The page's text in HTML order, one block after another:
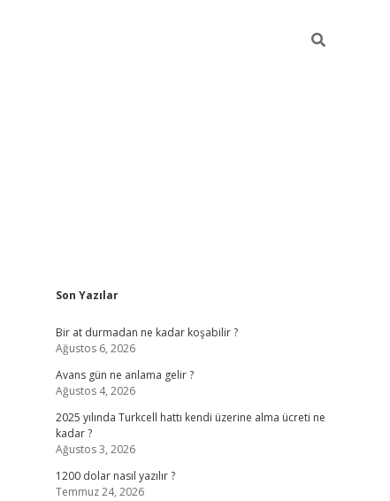
Sidebar
Son Yazılar
Bir at durmadan ne kadar koşabilir ?
Ağustos 6, 2026
Avans gün ne anlama gelir ?
Ağustos 4, 2026
2025 yılında Turkcell hattı kendi üzerine alma ücreti ne
kadar ?
Ağustos 3, 2026
1200 dolar nasıl yazılır ?
Temmuz 24, 2026